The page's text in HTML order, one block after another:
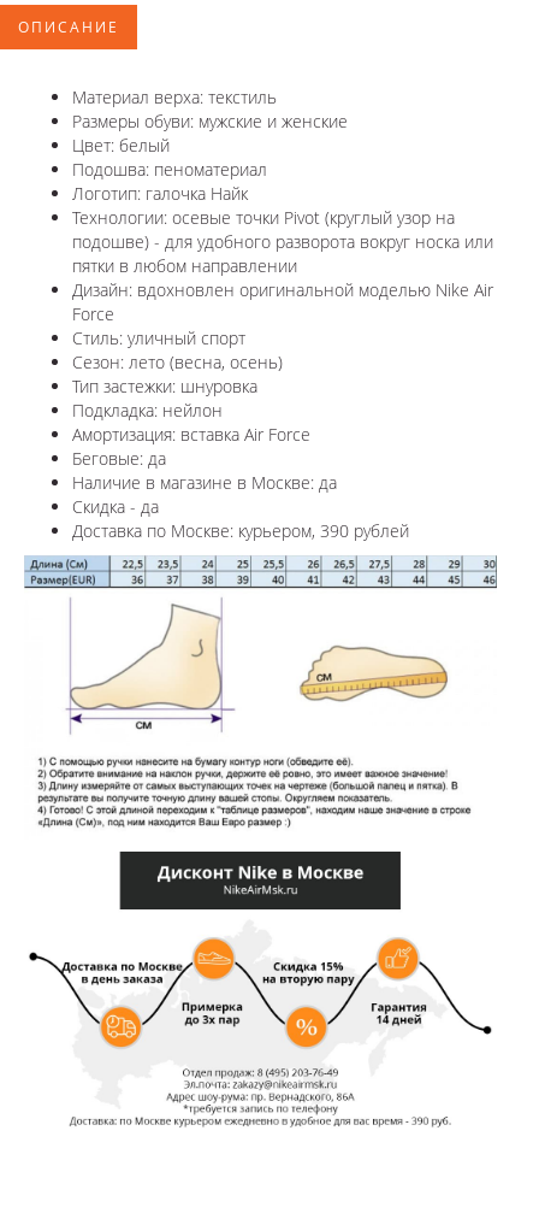
ОПИСАНИЕ
Материал верха: текстиль
Размеры обуви: мужские и женские
Цвет: белый
Подошва: пеноматериал
Логотип: галочка Найк
Технологии: осевые точки Pivot (круглый узор на
подошве) - для удобного разворота вокруг носка или
пятки в любом направлении
Дизайн: вдохновлен оригинальной моделью Nike Air
Force
Стиль: уличный спорт
Сезон: лето (весна, осень)
Тип застежки: шнуровка
Подкладка: нейлон
Амортизация: вставка Air Force
Беговые: да
Наличие в магазине в Москве: да
Скидка - да
Доставка по Москве: курьером, 390 рублей